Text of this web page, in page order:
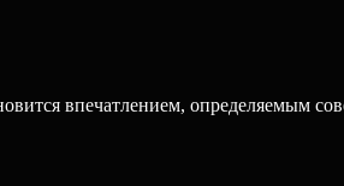
впечатлением, определяемым